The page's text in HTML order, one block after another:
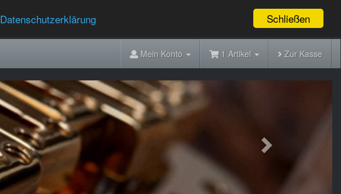
Schließen
Datenschutzerklärung
Mein Konto 1 Artikel Zur Kasse